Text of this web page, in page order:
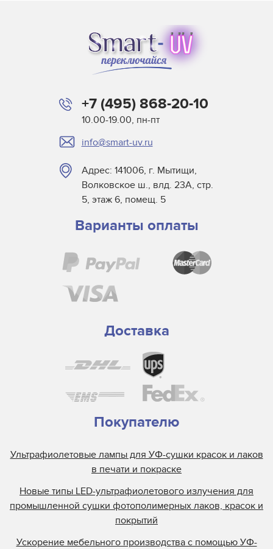
+7 (495) 868-20-10
10.00-19.00, пн-пт
info@smart-uv.ru
Адрес: 141006, г. Мытищи,
Волковское ш., влд. 23А, стр.
5, этаж 6, помещ. 5
Варианты оплаты
Доставка
Покупателю
Ультрафиолетовые лампы для УФ-сушки красок и лаков
в печати и покраске
Новые типы LED-ультрафиолетового излучения для
промышленной сушки фотополимерных лаков, красок и
покрытий
Ускорение мебельного производства с помощью УФ-